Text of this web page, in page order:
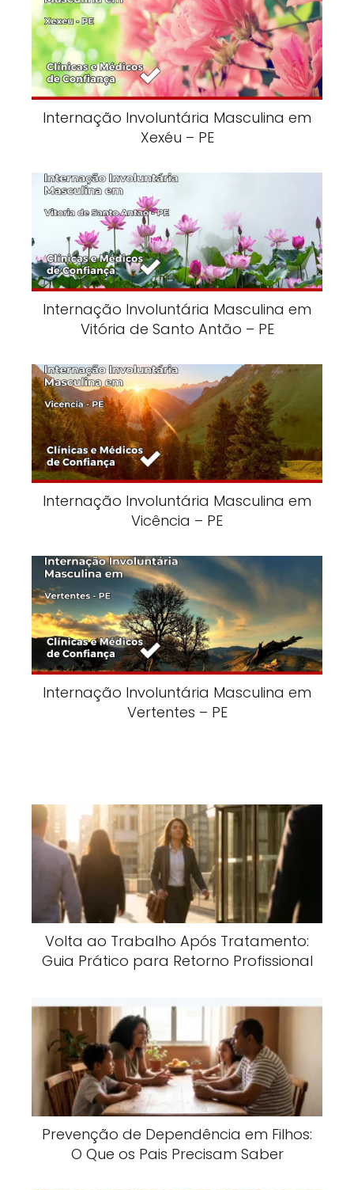
Internação Involuntária Masculina em
Xexéu – PE
Internação Involuntária Masculina em
Vitória de Santo Antão – PE
Internação Involuntária Masculina em
Vicência – PE
Internação Involuntária Masculina em
Vertentes – PE
Volta ao Trabalho Após Tratamento:
Guia Prático para Retorno Profissional
Prevenção de Dependência em Filhos:
O Que os Pais Precisam Saber